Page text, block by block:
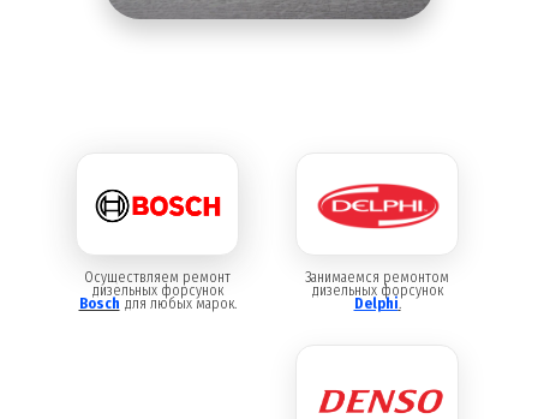
Осуществляем ремонт
дизельных форсунок
Bosch для любых марок.
Занимаемся ремонтом
дизельных форсунок
Delphi.